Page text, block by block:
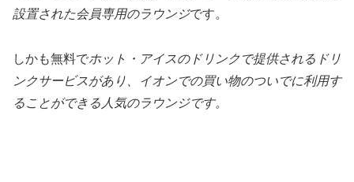
設置された会員専用のラウンジです。
しかも無料でホット・アイスのドリンクで提供されるドリ
ンクサービスがあり、イオンでの買い物のついでに利用す
ることができる人気のラウンジです。